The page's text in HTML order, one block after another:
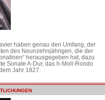
haben genau den Umfang, der
des Neunzehnjährigen, die der
herausgegeben hat, dazu
Sonate A-Dur, das h-Moll-Rondo
Jahr 1827.